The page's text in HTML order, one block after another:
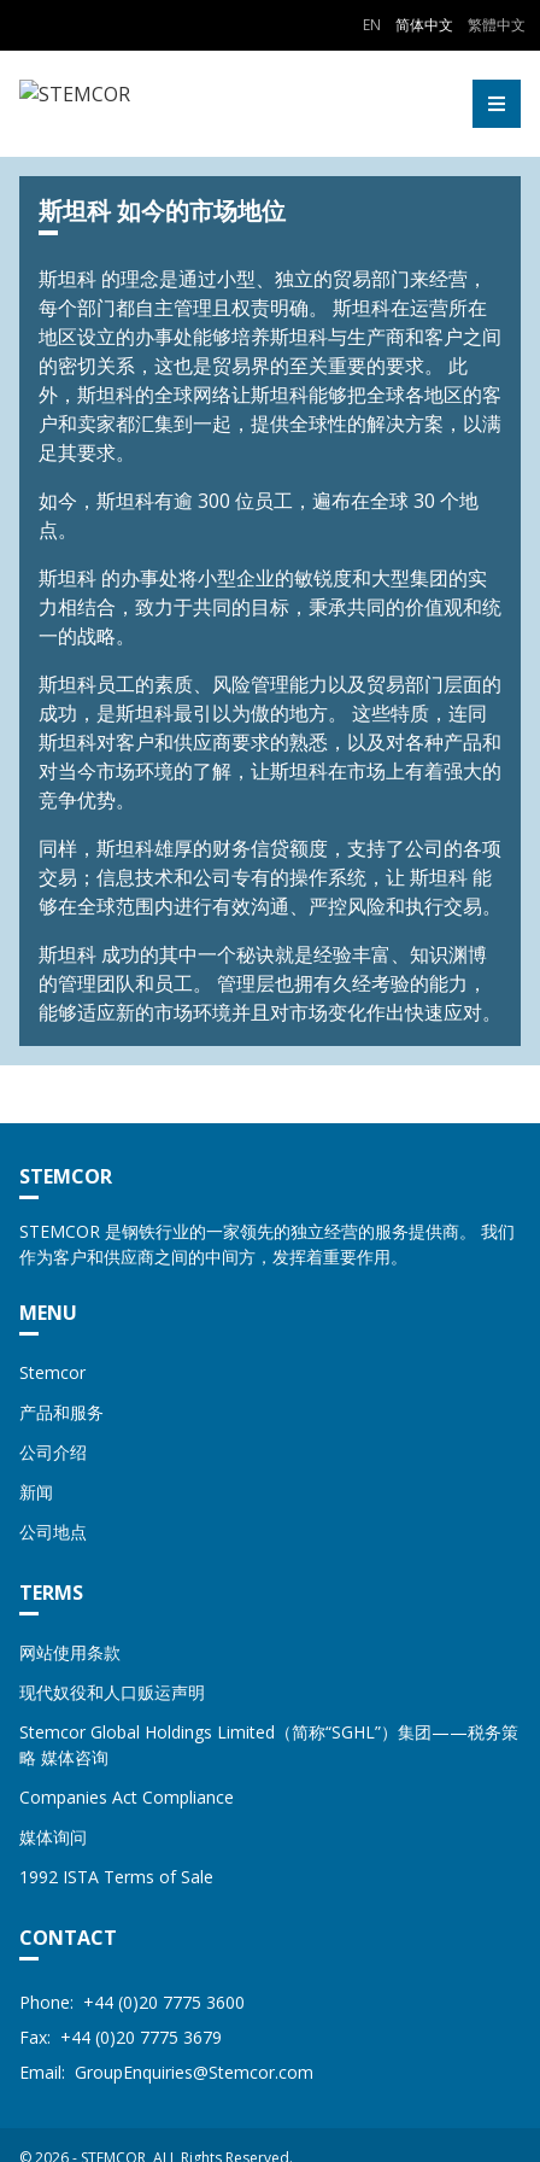
EN 简体中文 繁體中文
斯坦科 如今的市场地位
斯坦科 的理念是通过小型、独立的贸易部门来经营，
每个部门都自主管理且权责明确。 斯坦科在运营所在
地区设立的办事处能够培养斯坦科与生产商和客户之间
的密切关系，这也是贸易界的至关重要的要求。 此
外，斯坦科的全球网络让斯坦科能够把全球各地区的客
户和卖家都汇集到一起，提供全球性的解决方案，以满
足其要求。
如今，斯坦科有逾 300 位员工，遍布在全球 30 个地
点。
斯坦科 的办事处将小型企业的敏锐度和大型集团的实
力相结合，致力于共同的目标，秉承共同的价值观和统
一的战略。
斯坦科员工的素质、风险管理能力以及贸易部门层面的
成功，是斯坦科最引以为傲的地方。 这些特质，连同
斯坦科对客户和供应商要求的熟悉，以及对各种产品和
对当今市场环境的了解，让斯坦科在市场上有着强大的
竞争优势。
同样，斯坦科雄厚的财务信贷额度，支持了公司的各项
交易；信息技术和公司专有的操作系统，让 斯坦科 能
够在全球范围内进行有效沟通、严控风险和执行交易。
斯坦科 成功的其中一个秘诀就是经验丰富、知识渊博
的管理团队和员工。 管理层也拥有久经考验的能力，
能够适应新的市场环境并且对市场变化作出快速应对。
STEMCOR
STEMCOR 是钢铁行业的一家领先的独立经营的服务提供商。 我们
作为客户和供应商之间的中间方，发挥着重要作用。
MENU
Stemcor
产品和服务
公司介绍
新闻
公司地点
TERMS
网站使用条款
现代奴役和人口贩运声明
Stemcor Global Holdings Limited（简称“SGHL”）集团——税务策
略 媒体咨询
Companies Act Compliance
媒体询问
1992 ISTA Terms of Sale
CONTACT
STEMCOR
Phone: +44 (0)20 7775 3600
Fax: +44 (0)20 7775 3679
Email: GroupEnquiries@Stemcor.com
© 2026 - STEMCOR, ALL Rights Reserved.